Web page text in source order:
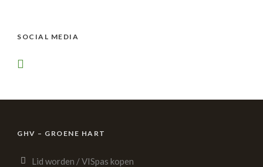
SOCIAL MEDIA
GHV – GROENE HART
Lid worden / VISpas kopen